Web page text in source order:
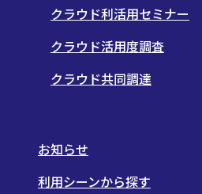
クラウド利活用セミナー
クラウド活用度調査
クラウド共同調達
お知らせ
利用シーンから探す